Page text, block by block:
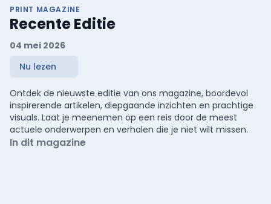
PRINT MAGAZINE
Recente Editie
04 mei 2026
Nu lezen
Ontdek de nieuwste editie van ons magazine, boordevol
inspirerende artikelen, diepgaande inzichten en prachtige
visuals. Laat je meenemen op een reis door de meest
actuele onderwerpen en verhalen die je niet wilt missen.
In dit magazine